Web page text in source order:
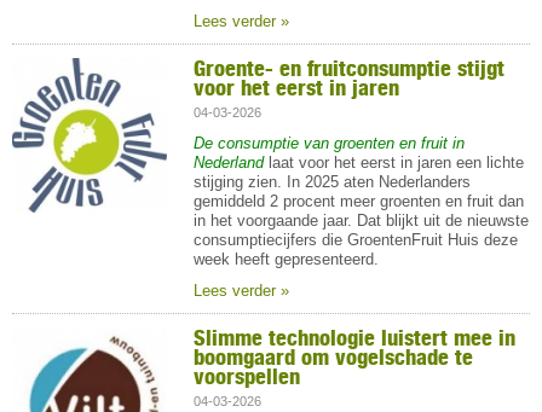
Lees verder »
Groente- en fruitconsumptie stijgt
voor het eerst in jaren
04-03-2026
De consumptie van groenten en fruit in
Nederland laat voor het eerst in jaren een lichte
stijging zien. In 2025 aten Nederlanders
gemiddeld 2 procent meer groenten en fruit dan
in het voorgaande jaar. Dat blijkt uit de nieuwste
consumptiecijfers die GroentenFruit Huis deze
week heeft gepresenteerd.
Lees verder »
Slimme technologie luistert mee in
boomgaard om vogelschade te
voorspellen
04-03-2026